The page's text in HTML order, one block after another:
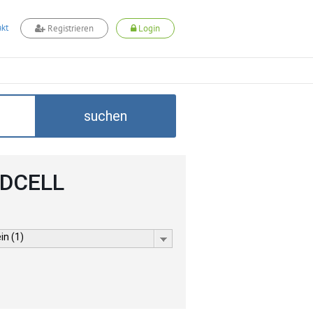
Registrieren Login
suchen
(1)